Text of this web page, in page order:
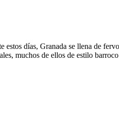
estos días, Granada se llena de
muchos de ellos de estilo